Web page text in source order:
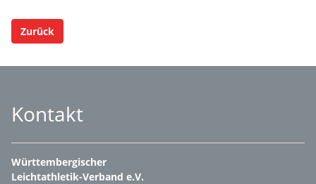
Zurück
Kontakt
Württembergischer
Leichtathletik-Verband e.V.